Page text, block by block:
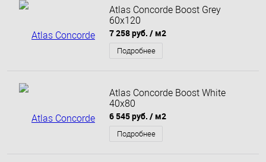
Atlas Concorde Boost Grey
60x120
7 258 руб. / м2
Подробнее
Atlas Concorde Boost White
40x80
6 545 руб. / м2
Подробнее